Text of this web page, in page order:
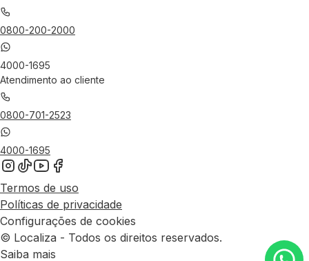
0800-200-2000
4000-1695
Atendimento ao cliente
0800-701-2523
4000-1695
Termos de uso
Políticas de privacidade
Configurações de cookies
© Localiza - Todos os direitos reservados.
Saiba mais